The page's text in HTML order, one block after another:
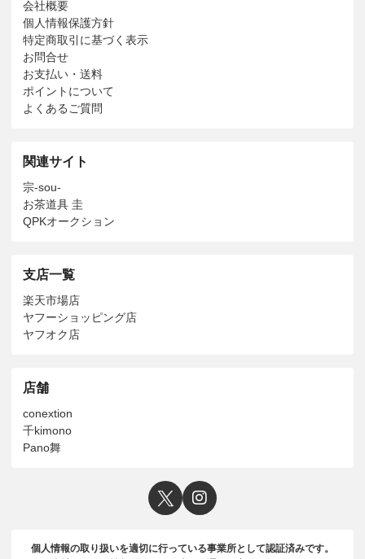
会社概要
個人情報保護方針
特定商取引に基づく表示
お問合せ
お支払い・送料
ポイントについて
よくあるご質問
関連サイト
宗-sou-
お茶道具 圭
QPKオークション
支店一覧
楽天市場店
ヤフーショッピング店
ヤフオク店
店舗
conextion
千kimono
Pano舞
個人情報の取り扱いを適切に行っている事業所として認証済みです。